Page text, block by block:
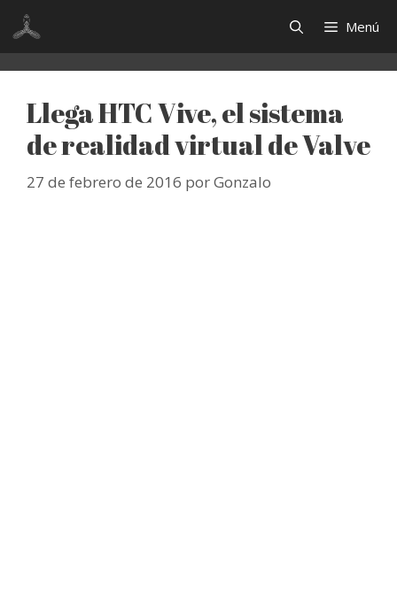
Saltar
contenido
Menú
Llega HTC Vive, el sistema
de realidad virtual de Valve
27 de febrero de 2016 porGonzalo